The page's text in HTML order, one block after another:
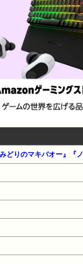
どりのマキバオー』『